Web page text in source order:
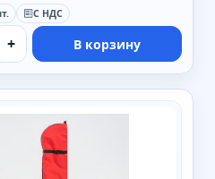
С НДС
+ В корзину